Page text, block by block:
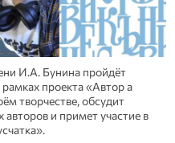
И.А. Бунина пройдёт
проекта «Автор a
творчестве, обсудит
и примет участие в